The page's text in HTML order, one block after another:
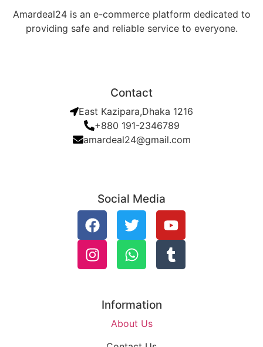
Amardeal24 is an e-commerce platform dedicated to
providing safe and reliable service to everyone.
Contact
East Kazipara,Dhaka 1216
+880 191-2346789
amardeal24@gmail.com
Social Media
Information
About Us